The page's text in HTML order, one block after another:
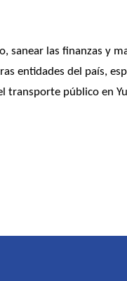
sanear las finanzas y
entidades del país,
transporte público en